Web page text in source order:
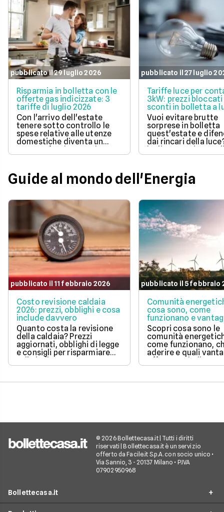
pubblicato il 29 luglio 2026
Risparmia in bolletta con le
offerte gas indicizzate: 3
tariffe di luglio 2026
Con l'arrivo dell'estate
tenere sotto controllo le
spese relative alle utenze
domestiche diventa un
aspetto fondamentale per
la pianificazione del bilancio
soluzione a prezzo variabile
consente di agganciare la
all'andamento aggiornato
del mercato dell'energia
naturale.
pubblicato il 27 luglio
Tariffe luce per
3kW: prezzi bloccati
sconti in bolletta a
2026
Vuoi evitare brutte
sorprese in bolletta
quest'estate e
dai rincari della
luglio 2026 ci sono
offerte con prezzo
aiutano a tenere
controllo le spese di
Scopri la soluzione
conveniente per te
quelle proposte da
Illumia e Ajò Energia
risparmiare fin da
Guide al mondo dell'Energia
pubblicato il 11 febbraio 2026
Costo revisione caldaia
2026: prezzi, obblighi e cosa
include davvero
Quanto costa la revisione
della caldaia? Prezzi
aggiornati, obblighi di legge
e consigli per risparmiare
sulla bolletta gas.
pubblicato il 5 febbraio
Comunità
cosa sono, come
funzionano e
Scopri cosa sono le
comunità
come funzionano,
aderire e quali
offrono su bolletta e
sostenibilità.
© 2026 Bollettecasa.it | Tutti i diritti
riservati | Bollettecasa.it è un servizio
offerto da Facile.it S.p.A. con socio unico •
Via Sannio, 3 - 20137 Milano • P.IVA
07902950968
Bollettecasa.it